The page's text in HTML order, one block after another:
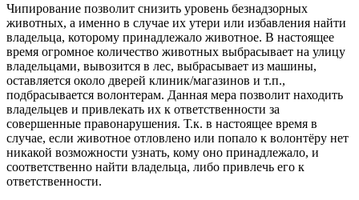
Чипирование позволит снизить уровень безнадзорных
животных, а именно в случае их утери или избавления найти
владельца, которому принадлежало животное. В настоящее
время огромное количество животных выбрасывает на улицу
владельцами, вывозится в лес, выбрасывает из машины,
оставляется около дверей клиник/магазинов и т.п.,
подбрасывается волонтерам. Данная мера позволит находить
владельцев и привлекать их к ответственности за
совершенные правонарушения. Т.к. в настоящее время в
случае, если животное отловлено или попало к волонтёру нет
никакой возможности узнать, кому оно принадлежало, и
соответственно найти владельца, либо привлечь его к
ответственности.